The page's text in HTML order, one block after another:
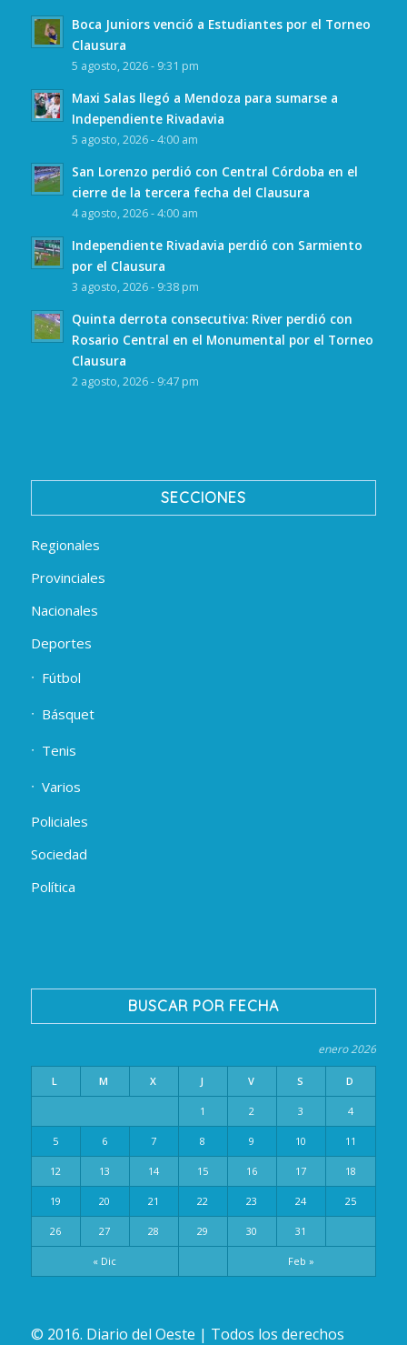
Boca Juniors venció a Estudiantes por el Torneo
Clausura
5 agosto, 2026 - 9:31 pm
Maxi Salas llegó a Mendoza para sumarse a
Independiente Rivadavia
5 agosto, 2026 - 4:00 am
San Lorenzo perdió con Central Córdoba en el
cierre de la tercera fecha del Clausura
4 agosto, 2026 - 4:00 am
Independiente Rivadavia perdió con Sarmiento
por el Clausura
3 agosto, 2026 - 9:38 pm
Quinta derrota consecutiva: River perdió con
Rosario Central en el Monumental por el Torneo
Clausura
2 agosto, 2026 - 9:47 pm
SECCIONES
Regionales
Provinciales
Nacionales
Deportes
Fútbol
Básquet
Tenis
Varios
Policiales
Sociedad
Política
BUSCAR POR FECHA
enero 2026
L M X J V S D
« Dic Feb »
1 2 3 4
5 6 7 8 9 10 11
12 13 14 15 16 17 18
19 20 21 22 23 24 25
26 27 28 29 30 31
© 2016. Diario del Oeste | Todos los derechos